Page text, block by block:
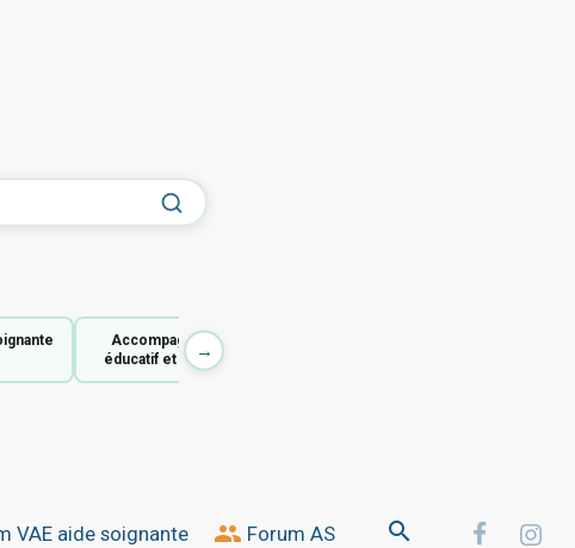
Accompagnant
éducatif et social
→
VAE aide soignante Forum AS